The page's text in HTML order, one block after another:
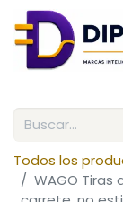
Todos los
WAGO